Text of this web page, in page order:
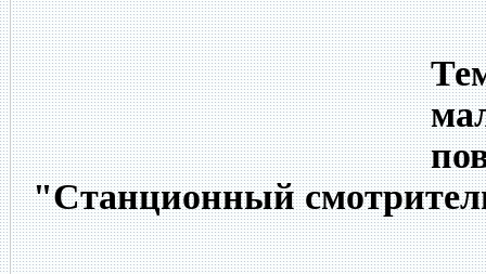
"Станционный